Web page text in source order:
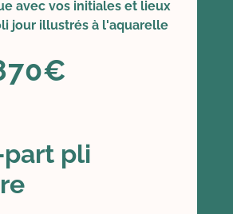
avec vos initiales et lieux
jour illustrés à l'aquarelle
part pli